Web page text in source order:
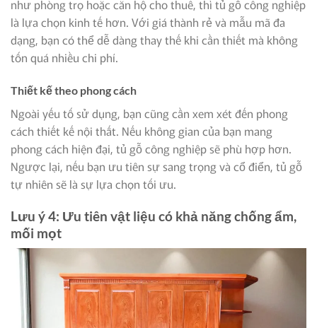
như phòng trọ hoặc căn hộ cho thuê, thì tủ gỗ công nghiệp
là lựa chọn kinh tế hơn. Với giá thành rẻ và mẫu mã đa
dạng, bạn có thể dễ dàng thay thế khi cần thiết mà không
tốn quá nhiều chi phí.
Thiết kế theo phong cách
Ngoài yếu tố sử dụng, bạn cũng cần xem xét đến phong
cách thiết kế nội thất. Nếu không gian của bạn mang
phong cách hiện đại, tủ gỗ công nghiệp sẽ phù hợp hơn.
Ngược lại, nếu bạn ưu tiên sự sang trọng và cổ điển, tủ gỗ
tự nhiên sẽ là sự lựa chọn tối ưu.
Lưu ý 4: Ưu tiên vật liệu có khả năng chống ẩm,
mối mọt